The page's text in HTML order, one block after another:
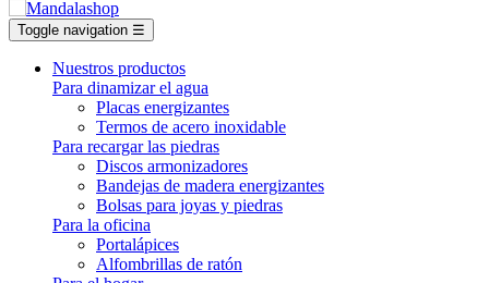
Toggle navigation ☰
Nuestros productos
Para dinamizar el agua
Placas energizantes
Termos de acero inoxidable
Para recargar las piedras
Discos armonizadores
Bandejas de madera energizantes
Bolsas para joyas y piedras
Para la oficina
Portalápices
Alfombrillas de ratón